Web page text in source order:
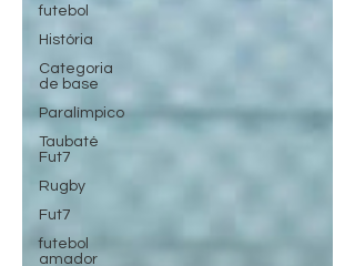
futebol
História
Categoria
de base
Paralímpico
Taubaté
Fut7
Rugby
Fut7
futebol
amador